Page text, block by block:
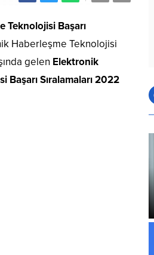
Teknolojisi Başarı
Haberleşme Teknolojisi
gelen Elektronik
Sıralamaları 2022